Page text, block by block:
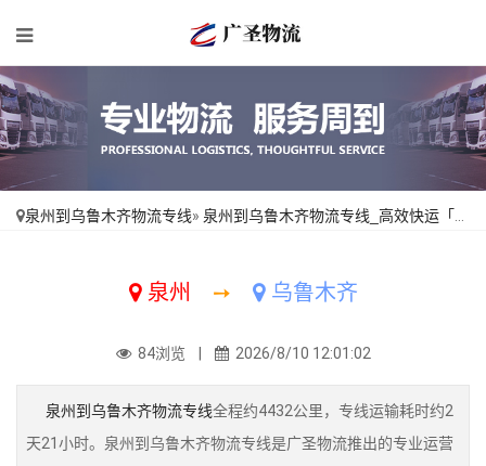
泉州到乌鲁木齐物流专线» 泉州到乌鲁木齐物流专线_高效快运「来电咨询」
泉州 ➙ 乌鲁木齐
84浏览 | 2026/8/10 12:01:02
泉州到乌鲁木齐物流专线全程约4432公里，专线运输耗时约2
天21小时。泉州到乌鲁木齐物流专线是广圣物流推出的专业运营